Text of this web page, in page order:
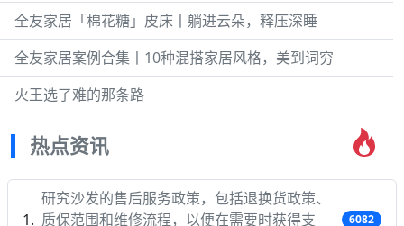
全友家居「棉花糖」皮床丨躺进云朵，释压深睡
全友家居案例合集丨10种混搭家居风格，美到词穷
火王选了难的那条路
热点资讯
研究沙发的售后服务政策，包括退换货政策、
质保范围和维修流程，以便在需要时获得支
6082